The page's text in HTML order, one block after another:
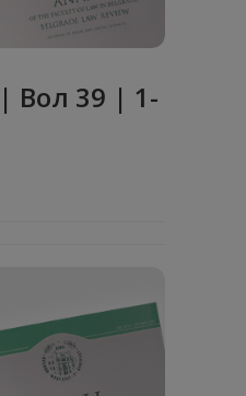
Вол 39 | 1-